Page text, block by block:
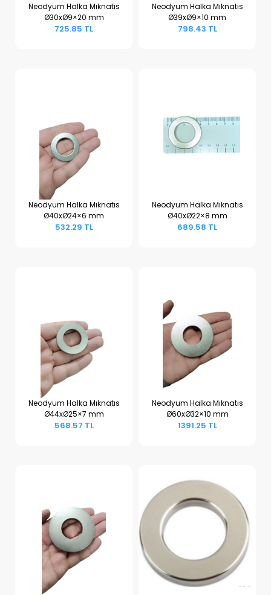
Sepete Ekle
Neodyum Halka Mıknatıs
Ø30xØ9×20 mm
725.85 TL
Sepete Ekle
Neodyum Halka Mıknatıs
Ø39xØ9×10 mm
798.43 TL
Sepete Ekle
Neodyum Halka Mıknatıs
Ø40xØ24×6 mm
532.29 TL
Sepete Ekle
Neodyum Halka Mıknatıs
Ø40xØ22×8 mm
689.58 TL
Sepete Ekle
Neodyum Halka Mıknatıs
Ø44xØ25×7 mm
568.57 TL
Sepete Ekle
Neodyum Halka Mıknatıs
Ø60xØ32×10 mm
1391.25 TL